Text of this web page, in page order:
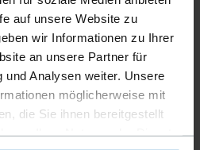
auf unsere Website zu
wir Informationen zu Ihrer
an unsere Partner für
und Analysen weiter. Unsere
möglicherweise mit
die Sie ihnen bereitgestellt
Standard­klammer­geräte
Nachladen. Magazin